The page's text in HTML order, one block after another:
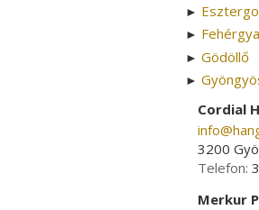
►
►
► Gödöllő
►
Cordial
3200
Telefon:
Merkur